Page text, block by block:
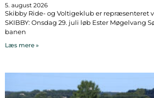
5. august 2026
Skibby Ride- og Voltigeklub er repræsenteret
SKIBBY: Onsdag 29. juli løb Ester Møgelvang
banen
Læs mere »